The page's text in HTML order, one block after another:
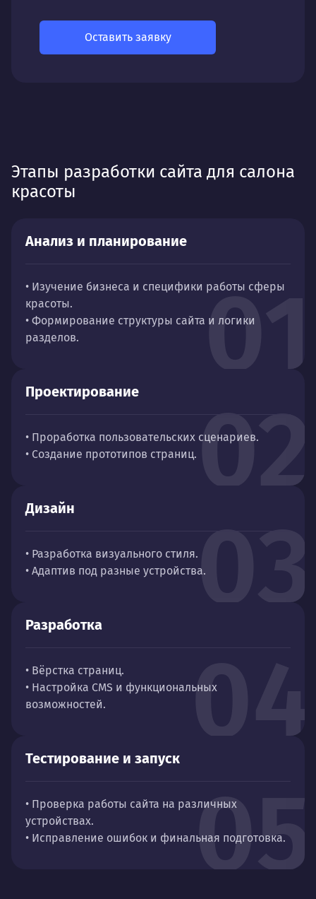
Оставить заявку
Этапы разработки сайта для салона
красоты
01
Анализ и планирование
• Изучение бизнеса и специфики работы сферы
красоты.
• Формирование структуры сайта и логики
разделов.
02
Проектирование
• Проработка пользовательских сценариев.
• Создание прототипов страниц.
03
Дизайн
• Разработка визуального стиля.
• Адаптив под разные устройства.
04
Разработка
• Вёрстка страниц.
• Настройка CMS и функциональных
возможностей.
05
Тестирование и запуск
• Проверка работы сайта на различных
устройствах.
• Исправление ошибок и финальная подготовка.